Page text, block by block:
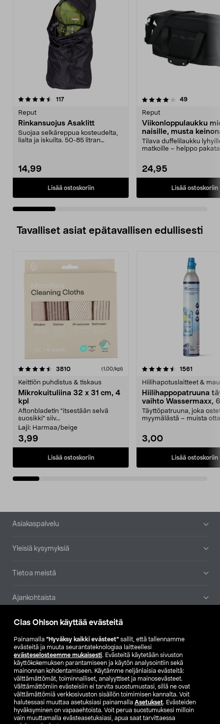
Clas Ohlson käyttää evästeitä
Painamalla ”Hyväksy kaikki evästeet” sallit, että tallennamme
evästeitä ja muuta seurantateknologiaa laitteellesi
evästeselosteemme mukaisesti. Evästeitä käytetään sivuston
käyttökokemuksen parantamiseen ja käytön analysointiin sekä
mainonnan kohdentamiseen. Käytämme neljänlaisia evästeitä:
välttämättömät, toiminnalliset, analyyttiset ja mainosevästeet.
Välttämättömiin evästeisiin ei tarvita suostumustasi, sillä ne ovat
välttämättömiä verkkosivuston sisällön toimimisen kannalta. Voit
halutessasi muuttaa asetuksiasi painamalla Asetukset. Evästeiden
hyväksyminen on vapaaehtoista. Voit perua suostumuksesi milloin
vain muuttamalla evästeasetuksiasi, apua saat tarvittaessa
117arvostelut
Reput
Rinkansuojus Asaklitt
Suojaa selkäreppua kosteudelta,
lialta ja iskuilta. 50-85 litran
14,99
Lisää ostoskoriin
4.0 viidestä
49arvostelut
Reput
Viikonloppulaukku
naisille, musta
40 l
Tilava duffelilaukku
matkoille – helppo
24,95
Lisää ostoskoriin
4.5 viidestä
Tavalliset asiat epätavallisen edullisesti
3810arvostelut (1,00/kpl)
Keittiön puhdistus & tiskaus
Mikrokuituliina 32 x 31 cm, 4
kpl
Aftonbladetin "itsestään selvä
suosikki" siiv...
Laji: Harmaa/beige
3,99
Lisää ostoskoriin
4.5viidestä
1561
Hiilihapotuslaitteet &
Hiilihappopatruuna
vaihto Wassermaxx,
Täyttöpatruuna, joka
myymälästä – muista
3,00
Lisää ostoskoriin
4.5viidestä
Alatunniste
Asiakaspalvelu
Yleisiä kysymyksiä
Tietoa meistä
Ajankohtaista
Muut yrityksemme
Etsi myymälä
SE NO FI
FI SV